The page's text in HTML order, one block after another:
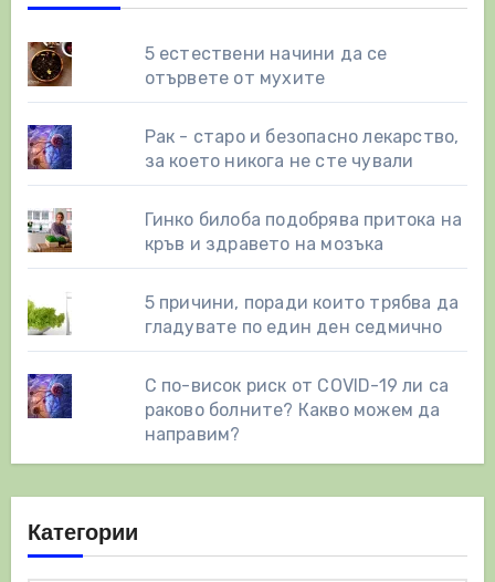
5 естествени начини да се
отървете от мухите
Рак - старо и безопасно лекарство,
за което никога не сте чували
Гинко билоба подобрява притока на
кръв и здравето на мозъка
5 причини, поради които трябва да
гладувате по един ден седмично
С по-висок риск от COVID-19 ли са
раково болните? Какво можем да
направим?
Категории